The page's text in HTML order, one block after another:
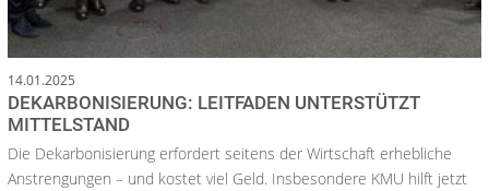
14.01.2025
DEKARBONISIERUNG: LEITFADEN UNTERSTÜTZT
MITTELSTAND
Die Dekarbonisierung erfordert seitens der Wirtschaft erhebliche
Anstrengungen – und kostet viel Geld. Insbesondere KMU hilft jetzt